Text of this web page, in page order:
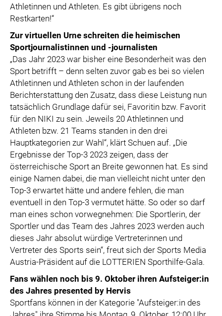
Athletinnen und Athleten. Es gibt übrigens noch
Restkarten!“
Zur virtuellen Urne schreiten die heimischen
Sportjournalistinnen und -journalisten
„Das Jahr 2023 war bisher eine Besonderheit was den
Sport betrifft – denn selten zuvor gab es bei so vielen
Athletinnen und Athleten schon in der laufenden
Berichterstattung den Zusatz, dass diese Leistung nun
tatsächlich Grundlage dafür sei, Favoritin bzw. Favorit
für den NIKI zu sein. Jeweils 20 Athletinnen und
Athleten bzw. 21 Teams standen in den drei
Hauptkategorien zur Wahl“, klärt Schuen auf. „Die
Ergebnisse der Top-3 2023 zeigen, dass der
österreichische Sport an Breite gewonnen hat. Es sind
einige Namen dabei, die man vielleicht nicht unter den
Top-3 erwartet hätte und andere fehlen, die man
eventuell in den Top-3 vermutet hätte. So oder so darf
man eines schon vorwegnehmen: Die Sportlerin, der
Sportler und das Team des Jahres 2023 werden auch
dieses Jahr absolut würdige Vertreterinnen und
Vertreter des Sports sein“, freut sich der Sports Media
Austria-Präsident auf die LOTTERIEN Sporthilfe-Gala.
Fans wählen noch bis 9. Oktober ihren Aufsteiger:in
des Jahres presented by Hervis
Sportfans können in der Kategorie "Aufsteiger:in des